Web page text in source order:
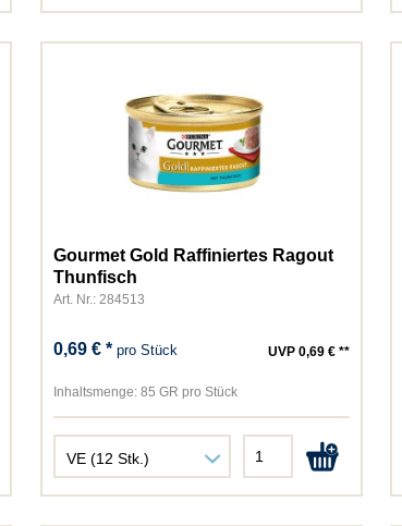
Gourmet Gold Raffiniertes Ragout
Thunfisch
Art. Nr.: 284513
0,69 € *pro Stück UVP 0,69 € **
Inhaltsmenge: 85 GR pro Stück